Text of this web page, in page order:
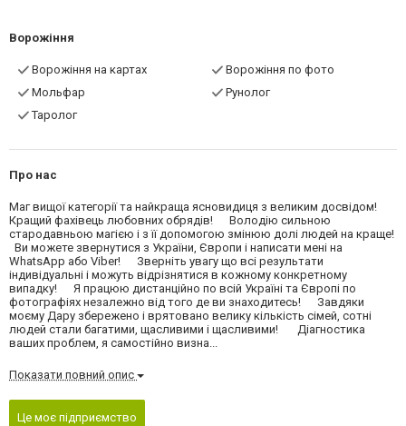
Ворожіння
Ворожіння на картах
Ворожіння по фото
Мольфар
Рунолог
Таролог
Про нас
Маг вищої категорії та найкраща ясновидиця з великим досвідом!
Кращий фахівець любовних обрядів! Володію сильною
стародавньою магією і з її допомогою змінюю долі людей на краще!
Ви можете звернутися з України, Європи і написати мені на
WhatsApp або Viber! Зверніть увагу що всі результати
індивідуальні і можуть відрізнятися в кожному конкретному
випадку! Я працюю дистанційно по всій Україні та Європі по
фотографіях незалежно від того де ви знаходитесь! Завдяки
моєму Дару збережено і врятовано велику кількість сімей, сотні
людей стали багатими, щасливими і щасливими! Діагностика
ваших проблем, я самостійно визна...
Показати повний опис
Це моє підприємство